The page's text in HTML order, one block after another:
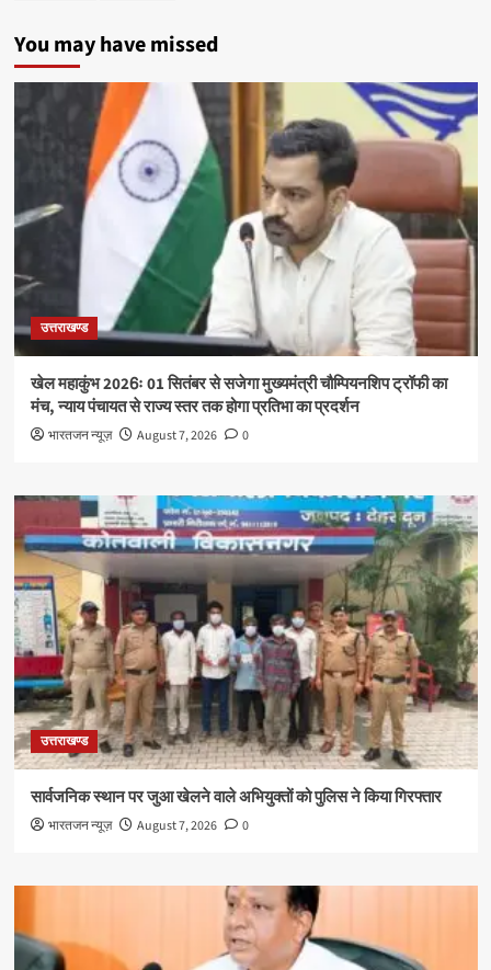
You may have missed
उत्तराखण्ड
खेल महाकुंभ 2026ः 01 सितंबर से सजेगा मुख्यमंत्री चौम्पियनशिप ट्रॉफी का
मंच, न्याय पंचायत से राज्य स्तर तक होगा प्रतिभा का प्रदर्शन
भारतजन न्यूज़ August 7, 2026 0
उत्तराखण्ड
सार्वजनिक स्थान पर जुआ खेलने वाले अभियुक्तों को पुलिस ने किया गिरफ्तार
भारतजन न्यूज़ August 7, 2026 0